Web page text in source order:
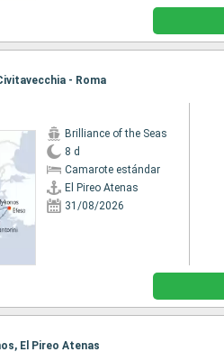
- Roma
Brilliance of the Seas
8 d
Camarote estándar
El Pireo Atenas
31/08/2026
El Pireo Atenas